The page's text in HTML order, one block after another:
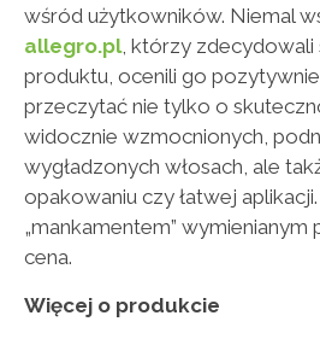
wśród użytkowników. Niemal
allegro.pl, którzy zdecydowali
produktu, ocenili go
przeczytać nie tylko o
widocznie wzmocnionych,
wygładzonych włosach, ale
opakowaniu czy łatwej
„mankamentem”
cena.
Więcej o produkcie